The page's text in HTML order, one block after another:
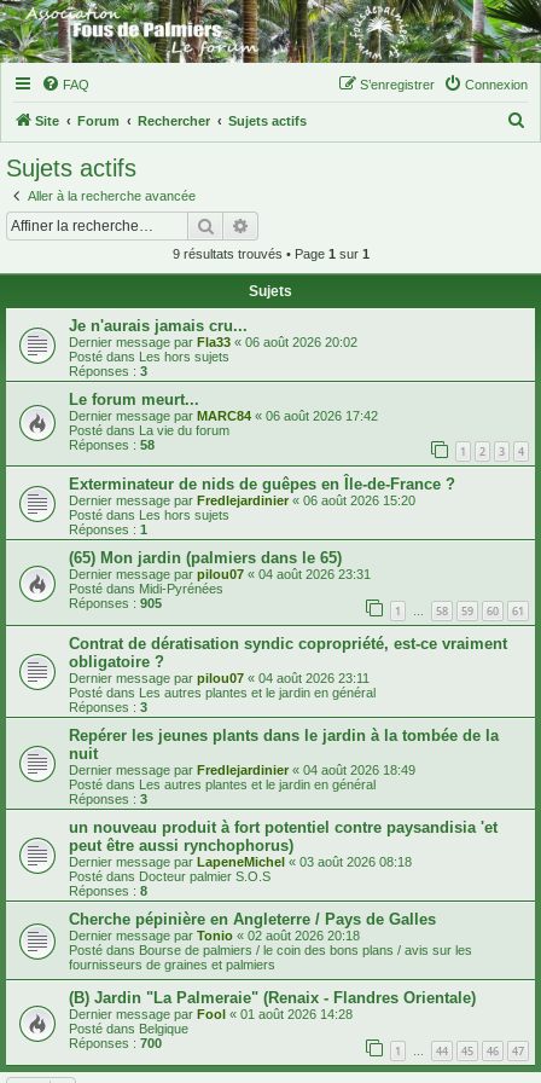
FAQ Connexion
S’enregistrer
Site Forum Rechercher Sujets actifs
r
Sujets actifs
Aller à la recherche avancée
Rechercher
9 résultats trouvés • Page 1 sur 1
Sujets
Je n'aurais jamais cru...
Dernier message par Fla33 « 06 août 2026 20:02
Posté dans Les hors sujets
Réponses : 3
Le forum meurt...
Dernier message par MARC84 « 06 août 2026 17:42
Posté dans La vie du forum
Réponses : 58 1 2 3 4
Exterminateur de nids de guêpes en Île-de-France ?
Dernier message par Fredlejardinier« 06 août 2026 15:20
Posté dans
Les hors sujets
Réponses : 1
(65) Mon jardin (palmiers dans le 65)
Dernier message par pilou07 « 04 août 2026 23:31
Posté dans Midi-Pyrénées
Réponses : 905 1 … 58 59 60 61
Contrat de dératisation syndic copropriété, est-ce vraiment
obligatoire ?
Dernier message par pilou07 « 04 août 2026 23:11
Posté dans Les autres plantes et le jardin en général
Réponses : 3
Repérer les jeunes plants dans le jardin à la tombée de la
nuit
Dernier message par Fredlejardinier « 04 août 2026 18:49
Posté dans Les autres plantes et le jardin en général
Réponses : 3
un nouveau produit à fort potentiel contre paysandisia 'et
peut être aussi rynchophorus)
Dernier message par LapeneMichel « 03 août 2026 08:18
Posté dans Docteur palmier S.O.S
Réponses : 8
Cherche pépinière en Angleterre / Pays de Galles
Dernier message par Tonio « 02 août 2026 20:18
Posté dans Bourse de palmiers / le coin des bons plans / avis sur les
fournisseurs de graines et palmiers
(B) Jardin "La Palmeraie" (Renaix - Flandres Orientale)
Dernier message par Fool « 01 août 2026 14:28
Posté dans Belgique
Réponses : 700 1 44 45 46 47